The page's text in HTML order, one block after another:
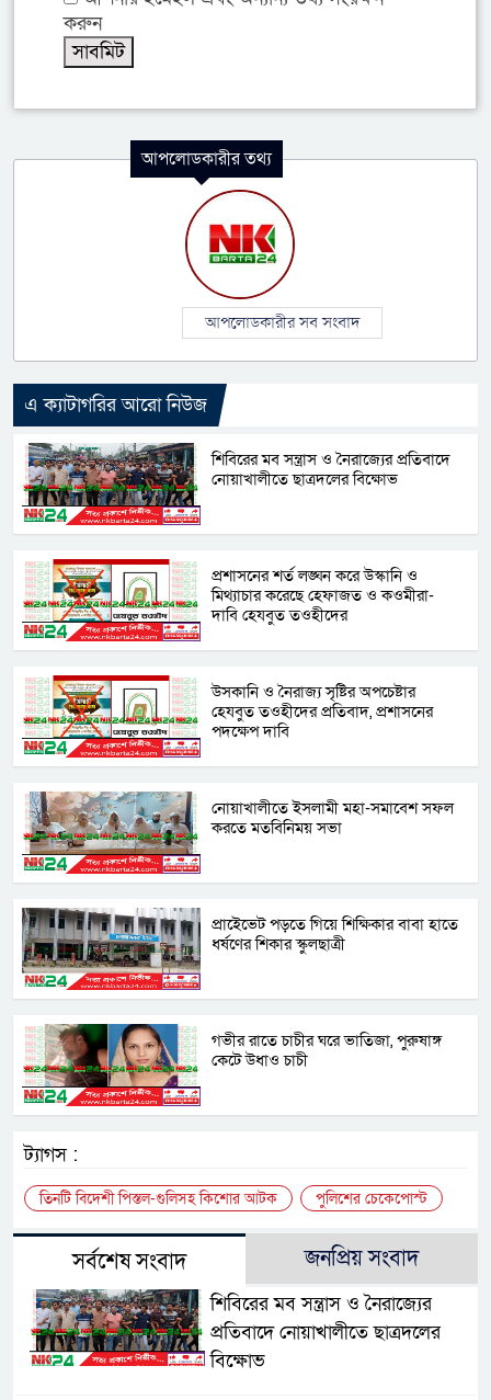
করুন
আপলোডকারীর তথ্য
আপলোডকারীর সব সংবাদ
এ ক্যাটাগরির আরো নিউজ
শিবিরের মব সন্ত্রাস ও নৈরাজ্যের প্রতিবাদে
নোয়াখালীতে ছাত্রদলের বিক্ষোভ
প্রশাসনের শর্ত লঙ্ঘন করে উস্কানি ও
মিথ্যাচার করেছে হেফাজত ও কওমীরা-
দাবি হেযবুত তওহীদের
উসকানি ও নৈরাজ্য সৃষ্টির অপচেষ্টার
হেযবুত তওহীদের প্রতিবাদ, প্রশাসনের
পদক্ষেপ দাবি
নোয়াখালীতে ইসলামী মহা-সমাবেশ সফল
করতে মতবিনিময় সভা
প্রাইেভেট পড়তে গিয়ে শিক্ষিকার বাবা হাতে
ধর্ষণের শিকার স্কুলছাত্রী
গভীর রাতে চাচীর ঘরে ভাতিজা, পুরুষাঙ্গ
কেটে উধাও চাচী
ট্যাগস :
তিনটি বিদেশী পিস্তল-গুলিসহ কিশোর আটক পুলিশের চেকেপোস্ট
সর্বশেষ সংবাদ জনপ্রিয় সংবাদ
শিবিরের মব সন্ত্রাস ও নৈরাজ্যের
প্রতিবাদে নোয়াখালীতে ছাত্রদলের
বিক্ষোভ